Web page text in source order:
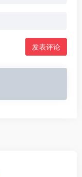
发表评论